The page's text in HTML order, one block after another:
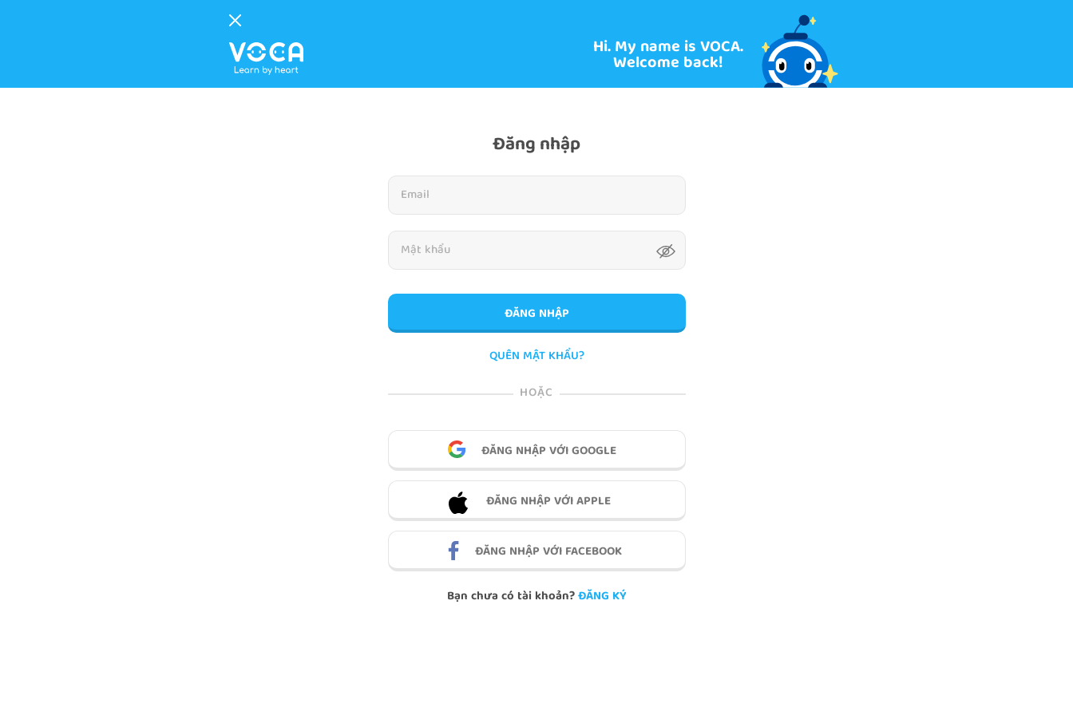
Hi. My name is VOCA.
Welcome back!
Đăng nhập
ĐĂNG NHẬP
QUÊN MẬT KHẨU?
HOẶC
ĐĂNG NHẬP VỚI GOOGLE
ĐĂNG NHẬP VỚI APPLE
ĐĂNG NHẬP VỚI FACEBOOK
Bạn chưa có tài khoản?ĐĂNG KÝ